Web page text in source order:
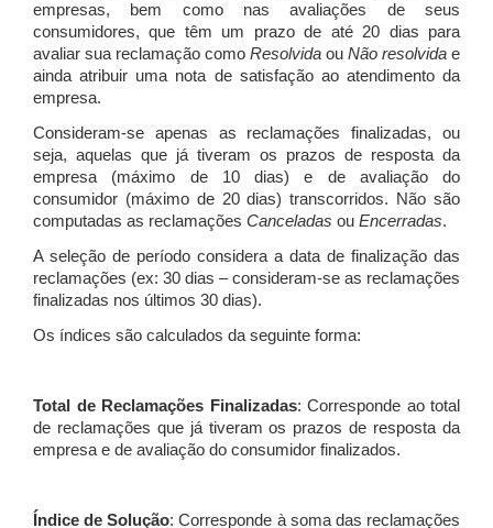
empresas, bem como nas avaliações de seus
consumidores, que têm um prazo de até 20 dias para
avaliar sua reclamação como Resolvida ou Não resolvida e
ainda atribuir uma nota de satisfação ao atendimento da
empresa.
Consideram-se apenas as reclamações finalizadas, ou
seja, aquelas que já tiveram os prazos de resposta da
empresa (máximo de 10 dias) e de avaliação do
consumidor (máximo de 20 dias) transcorridos. Não são
computadas as reclamações Canceladas ou Encerradas.
A seleção de período considera a data de finalização das
reclamações (ex: 30 dias – consideram-se as reclamações
finalizadas nos últimos 30 dias).
Os índices são calculados da seguinte forma:
Total de Reclamações Finalizadas: Corresponde ao total
de reclamações que já tiveram os prazos de resposta da
empresa e de avaliação do consumidor finalizados.
Índice de Solução: Corresponde à soma das reclamações